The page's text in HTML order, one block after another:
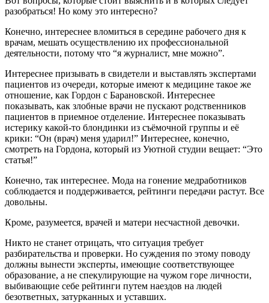
разобраться! Но кому это интересно?
Конечно, интереснее вломиться в середине рабочего дня к
врачам, мешать осуществлению их профессиональной
деятельности, потому что “я журналист, мне можно”.
Интереснее призывать в свидетели и выставлять экспертами
пациентов из очереди, которые имеют к медицине такое же
отношение, как Гордон с Барановской. Интереснее
показывать, как злобные врачи не пускают родственников
пациентов в приемное отделение. Интереснее показывать
истерику какой-то блондинки из съёмочной группы и её
крики: “Он (врач) меня ударил!” Интереснее, конечно,
смотреть на Гордона, который из Уютной студии вещает: “Это
статья!”
Конечно, так интереснее. Мода на гонение медработников
соблюдается и поддерживается, рейтинги передачи растут. Все
довольны.
Кроме, разумеется, врачей и матери несчастной девочки.
Никто не станет отрицать, что ситуация требует
разбирательства и проверки. Но суждения по этому поводу
должны вынести эксперты, имеющие соответствующее
образование, а не спекулирующие на чужом горе личности,
выбивающие себе рейтинги путем наездов на людей
безответных, затурканных и уставших.